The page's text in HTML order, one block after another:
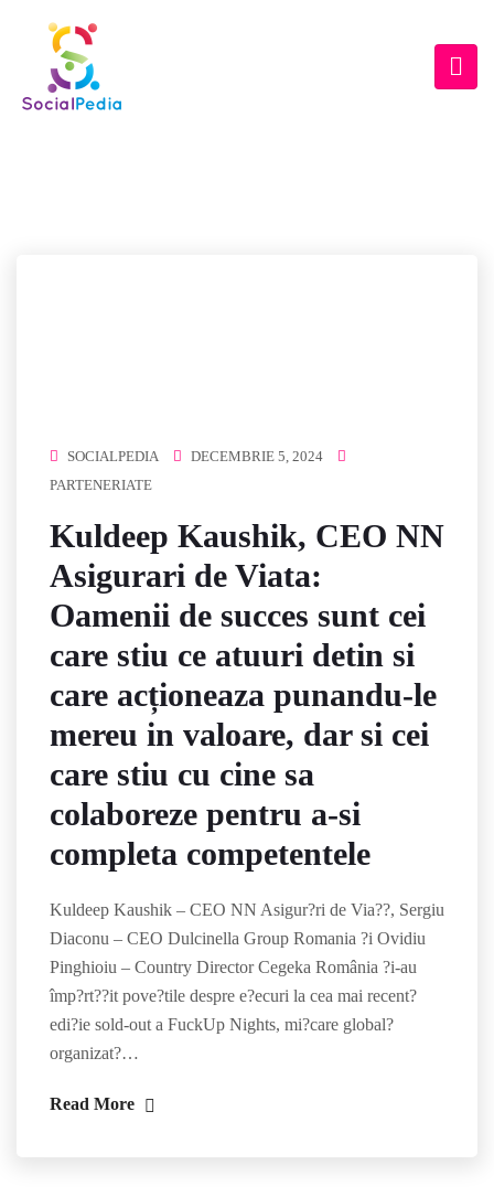
SOCIALPEDIA
DECEMBRIE 5, 2024
PARTENERIATE
Kuldeep Kaushik, CEO NN
Asigurari de Viata:
Oamenii de succes sunt cei
care stiu ce atuuri detin si
care acționeaza punandu-le
mereu in valoare, dar si cei
care stiu cu cine sa
colaboreze pentru a-si
completa competentele
Kuldeep Kaushik – CEO NN Asigur?ri de Via??, Sergiu
Diaconu – CEO Dulcinella Group Romania ?i Ovidiu
Pinghioiu – Country Director Cegeka România ?i-au
împ?rt??it pove?tile despre e?ecuri la cea mai recent?
edi?ie sold-out a FuckUp Nights, mi?care global?
organizat?…
Read More